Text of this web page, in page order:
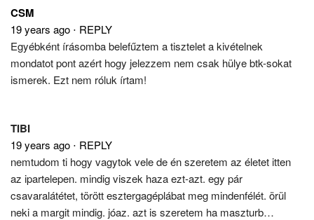
CSM
19 years ago ⋅ REPLY
Egyébként írásomba belefűztem a tisztelet a kivételnek
mondatot pont azért hogy jelezzem nem csak hülye btk-sokat
ismerek. Ezt nem róluk írtam!
TIBI
19 years ago ⋅ REPLY
nemtudom ti hogy vagytok vele de én szeretem az életet itten
az ipartelepen. mindig viszek haza ezt-azt. egy pár
csavaralátétet, törött esztergagéplábat meg mindenfélét. örül
neki a margit mindig. jóaz. azt is szeretem ha maszturb…